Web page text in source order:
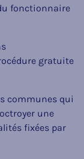
fonctionnaire
gratuite
communes qui
une
fixées par